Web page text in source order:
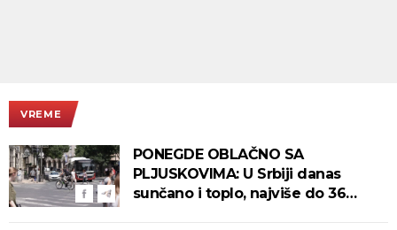
VREME
PONEGDE OBLAČNO SA
PLJUSKOVIMA: U Srbiji danas
sunčano i toplo, najviše do 36